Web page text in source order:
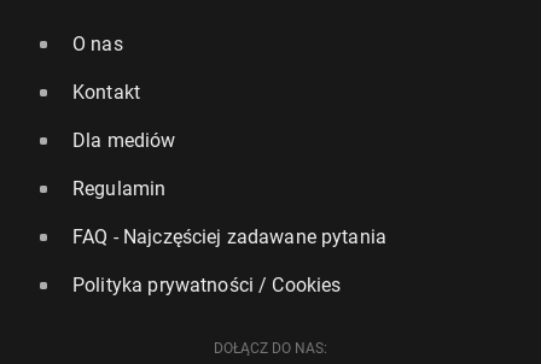
O nas
Kontakt
Dla mediów
Regulamin
FAQ - Najczęściej zadawane pytania
Polityka prywatności / Cookies
DOŁĄCZ DO NAS: